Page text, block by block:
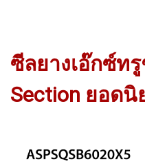
ซีลยางเอ๊กซ์ท
Section ยอดนิ